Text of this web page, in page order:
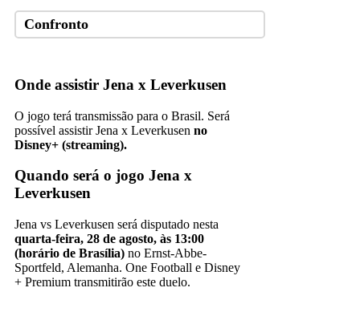
Confronto
Onde assistir Jena x Leverkusen
O jogo terá transmissão para o Brasil. Será
possível assistir Jena x Leverkusen no
Disney+ (streaming).
Quando será o jogo Jena x
Leverkusen
Jena vs Leverkusen será disputado nesta
quarta-feira, 28 de agosto, às 13:00
(horário de Brasília) no Ernst-Abbe-
Sportfeld, Alemanha. One Football e Disney
+ Premium transmitirão este duelo.